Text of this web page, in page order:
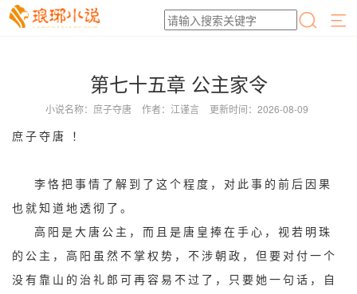
第七十五章 公主家令
小说名称：庶子夺唐 作者：江谨言 更新时间：2026-08-09
庶子夺唐 ！
李恪把事情了解到了这个程度，对此事的前后因果
也就知道地透彻了。
高阳是大唐公主，而且是唐皇捧在手心，视若明珠
的公主，高阳虽然不掌权势，不涉朝政，但要对付一个
没有靠山的治礼郎可再容易不过了，只要她一句话，自